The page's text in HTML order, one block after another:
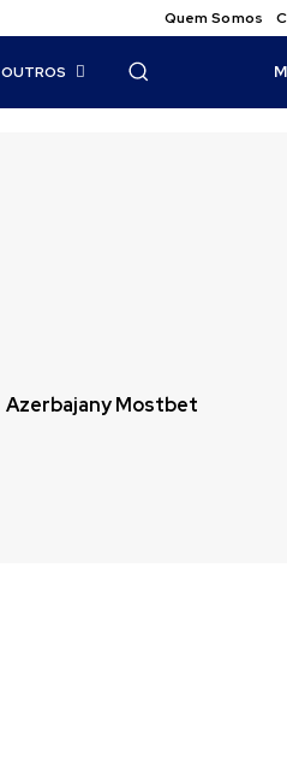
Quem Somos
OUTROS
Azerbajany Mostbet